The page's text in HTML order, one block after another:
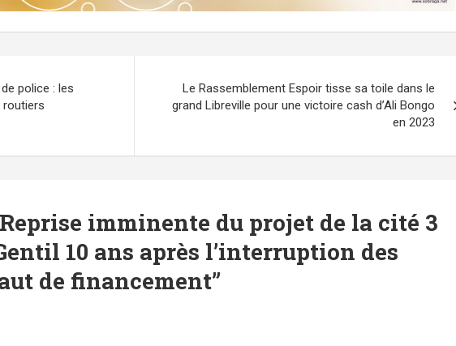
police : les
Le Rassemblement Espoir tisse sa toile dans le
grand Libreville pour une victoire cash d’Ali Bongo
en 2023
Reprise imminente du projet de la cité 3
10 ans après l’interruption des
de financement”